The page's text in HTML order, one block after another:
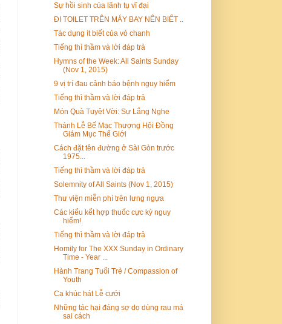
Sự hồi sinh của lãnh tụ vĩ đại
ĐI TOILET TRÊN MÁY BAY NÊN BIẾT ..
Tác dụng ít biết của vỏ chanh
Tiếng thì thầm và lời đáp trả
Hymns of the Week: All Saints Sunday
(Nov 1, 2015)
9 vị trí đau cảnh báo bệnh nguy hiểm
Tiếng thì thầm và lời đáp trả
Món Quà Tuyệt Vời: Sự Lắng Nghe
Thánh Lễ Bế Mạc Thượng Hội Đồng
Giám Mục Thế Giới
Cách đặt tên đường ở Sài Gòn trước
1975...
Tiếng thì thầm và lời đáp trả
Solemnity of All Saints (Nov 1, 2015)
Thư viện miễn phí trên lưng ngựa
Các kiểu kết hợp thuốc cực kỳ nguy
hiểm!
Tiếng thì thầm và lời đáp trả
Homily for The XXX Sunday in Ordinary
Time - Year ...
Hành Trang Tuổi Trẻ / Compassion of
Youth
Ca khúc hát Lễ cưới
Những tác hại đáng sợ do dùng rau má
sai cách